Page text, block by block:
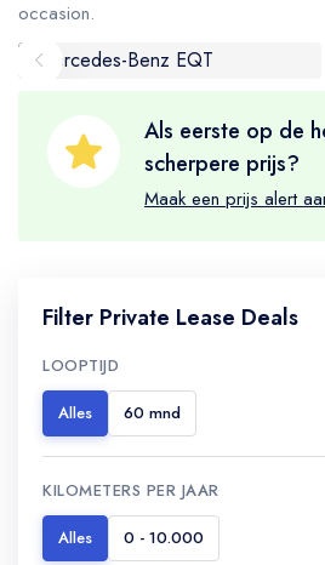
occasion.
Als eerste op de
scherpere prijs?
Maak een prijs alert
Filter Private Lease Deals
LOOPTIJD
Alles 60 mnd
KILOMETERS PER JAAR
Alles 0 - 10.000